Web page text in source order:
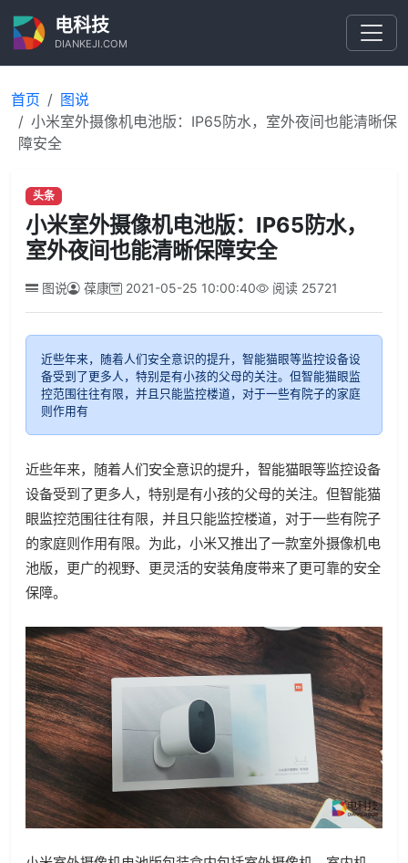
电科技
DIANKEJI.COM
首页
图说
小米室外摄像机电池版：IP65防水，室外夜间也能清晰保
障安全
头条
小米室外摄像机电池版：IP65防水，
室外夜间也能清晰保障安全
图说 葆康 2021-05-25 10:00:40 阅读 25721
近些年来，随着人们安全意识的提升，智能猫眼等监控设备设
备受到了更多人，特别是有小孩的父母的关注。但智能猫眼监
控范围往往有限，并且只能监控楼道，对于一些有院子的家庭
则作用有
近些年来，随着人们安全意识的提升，智能猫眼等监控设备
设备受到了更多人，特别是有小孩的父母的关注。但智能猫
眼监控范围往往有限，并且只能监控楼道，对于一些有院子
的家庭则作用有限。为此，小米又推出了一款室外摄像机电
池版，更广的视野、更灵活的安装角度带来了更可靠的安全
保障。